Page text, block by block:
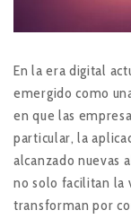
En la era digital
emergido como
en que las
particular, la
alcanzado nuevas
no solo facilitan la
transforman por